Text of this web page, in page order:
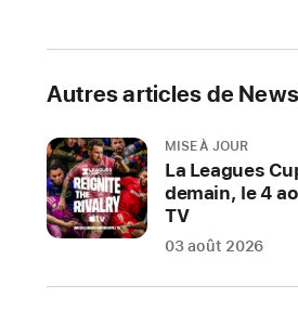
de
balado
qui
marque
l’histoire
Autres articles de
MISE À JOUR
La Leagues
demain, le 4
TV
03 août 2026